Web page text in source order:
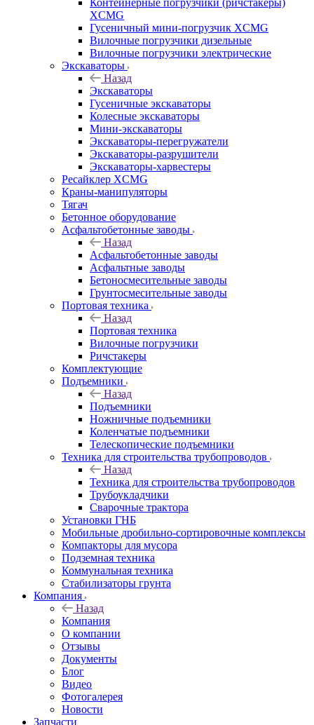
Контейнерные погрузчики (ричстакеры)
XCMG
Гусеничный мини-погрузчик XCMG
Вилочные погрузчики дизельные
Вилочные погрузчики электрические
Экскаваторы
Назад
Экскаваторы
Гусеничные экскаваторы
Колесные экскаваторы
Мини-экскаваторы
Экскаваторы-перегружатели
Экскаваторы-разрушители
Экскаваторы-харвестеры
Ресайклер XCMG
Краны-манипуляторы
Тягач
Бетонное оборудование
Асфальтобетонные заводы
Назад
Асфальтобетонные заводы
Асфальтные заводы
Бетоносмесительные заводы
Грунтосмесительные заводы
Портовая техника
Назад
Портовая техника
Вилочные погрузчики
Ричстакеры
Комплектующие
Подъемники
Назад
Подъемники
Ножничные подъемники
Коленчатые подъемники
Телескопические подъемники
Техника для строительства трубопроводов
Назад
Техника для строительства трубопроводов
Трубоукладчики
Сварочные трактора
Установки ГНБ
Мобильные дробильно-сортировочные комплексы
Компакторы для мусора
Подземная техника
Коммунальная техника
Стабилизаторы грунта
Компания
Назад
Компания
О компании
Отзывы
Документы
Блог
Видео
Фотогалерея
Новости
Запчасти